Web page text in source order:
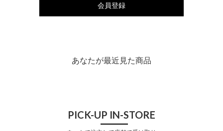
会員登録
あなたが最近見た商品
PICK-UP IN-STORE